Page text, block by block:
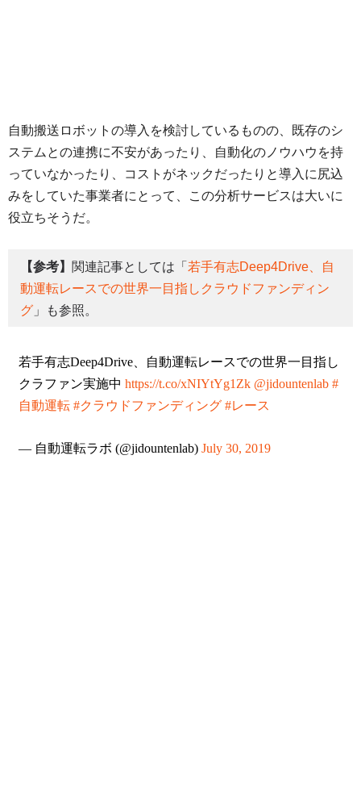
自動搬送ロボットの導入を検討しているものの、既存のシ
ステムとの連携に不安があったり、自動化のノウハウを持
っていなかったり、コストがネックだったりと導入に尻込
みをしていた事業者にとって、この分析サービスは大いに
役立ちそうだ。
【参考】 関連記事としては「 若手有志Deep4Drive、自
動運転レースでの世界一目指しクラウドファンディン
グ 」も参照。
若手有志Deep4Drive、自動運転レースでの世界一目指し
クラファン実施中 https://t.co/xNIYtYg1Zk @jidountenlab #
自動運転 #クラウドファンディング #レース
— 自動運転ラボ (@jidountenlab) July 30, 2019